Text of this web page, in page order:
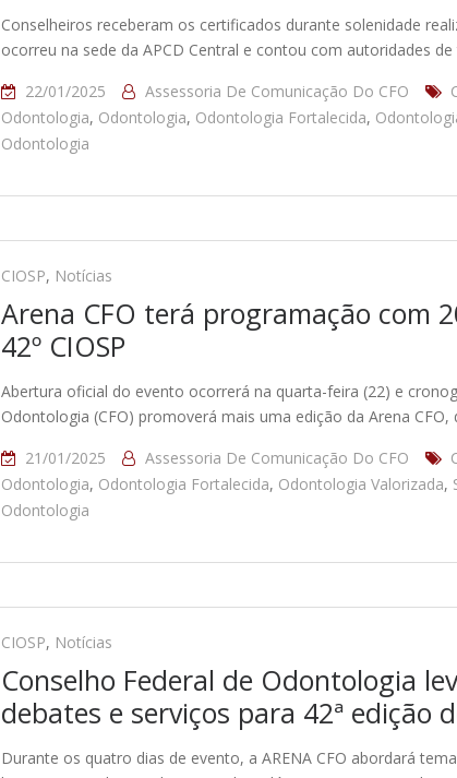
Conselheiros receberam os certificados durante solenidade
ocorreu na sede da APCD Central e contou com autoridades
22/01/2025
Assessoria De Comunicação Do CFO
Odontologia, Odontologia, Odontologia Fortalecida,
Odontologia
CIOSP, Notícias
Arena CFO terá programação com
42º CIOSP
Abertura oficial do evento ocorrerá na quarta-feira (22) e
Odontologia (CFO) promoverá mais uma edição da Arena
21/01/2025
Assessoria De Comunicação Do CFO
Odontologia, Odontologia Fortalecida, Odontologia Valorizada,
Odontologia
CIOSP, Notícias
Conselho Federal de Odontologia
debates e serviços para 42ª edição
Durante os quatro dias de evento, a ARENA CFO abordará